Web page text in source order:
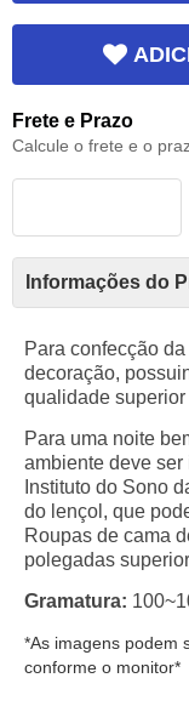
Frete e Prazo
Calcule o frete e o
Informações do
Para confecção
decoração,
qualidade
Para uma noite
ambiente deve ser
Instituto do Sono
do lençol, que
Roupas de cama
polegadas
Gramatura:
*As imagens podem
conforme o monitor*